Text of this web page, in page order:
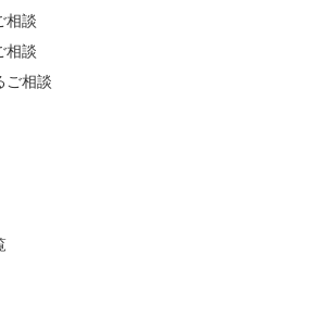
相談
相談
ご相談